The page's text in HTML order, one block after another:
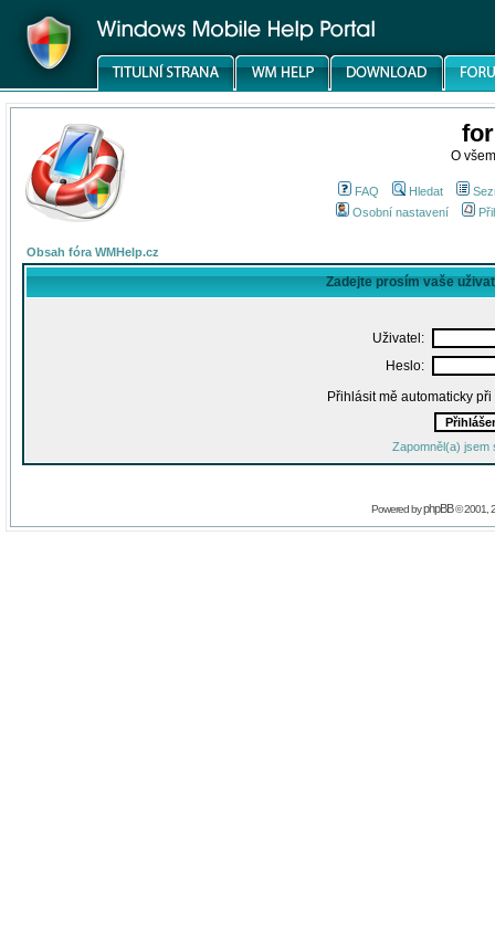
O
FAQ Hledat
Osobní nastavení
Obsah fóra WMHelp.cz
Zadejte prosím vaše
Uživatel:
Heslo:
Přihlásit mě automaticky
Zapomněl(a) jsem
Powered byphpBB© 2001,